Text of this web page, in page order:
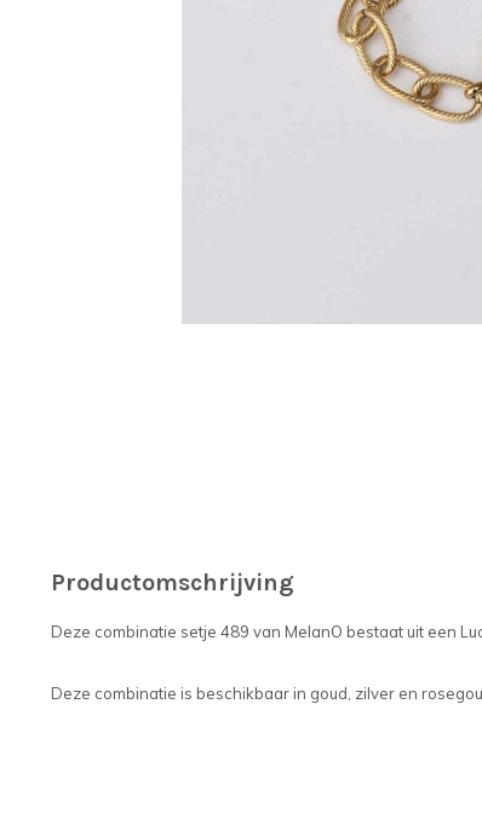
Productomschrijving
Deze combinatie setje 489 van MelanO bestaat uit een
Deze combinatie is beschikbaar in goud, zilver en